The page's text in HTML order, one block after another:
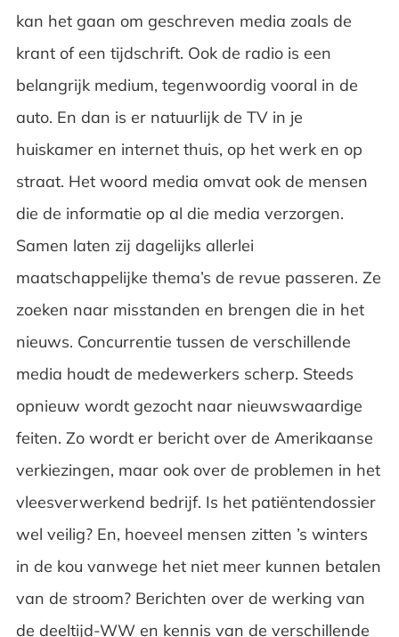
kan het gaan om geschreven media zoals de
krant of een tijdschrift. Ook de radio is een
belangrijk medium, tegenwoordig vooral in de
auto. En dan is er natuurlijk de TV in je
huiskamer en internet thuis, op het werk en op
straat. Het woord media omvat ook de mensen
die de informatie op al die media verzorgen.
Samen laten zij dagelijks allerlei
maatschappelijke thema’s de revue passeren. Ze
zoeken naar misstanden en brengen die in het
nieuws. Concurrentie tussen de verschillende
media houdt de medewerkers scherp. Steeds
opnieuw wordt gezocht naar nieuwswaardige
feiten. Zo wordt er bericht over de Amerikaanse
verkiezingen, maar ook over de problemen in het
vleesverwerkend bedrijf. Is het patiëntendossier
wel veilig? En, hoeveel mensen zitten ’s winters
in de kou vanwege het niet meer kunnen betalen
van de stroom? Berichten over de werking van
de deeltijd-WWen kennis van de verschillende